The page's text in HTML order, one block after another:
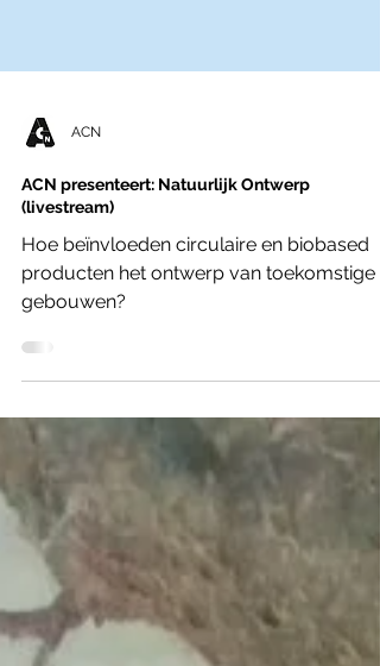
ACN
ACN presenteert: Natuurlijk Ontwerp
(livestream)
Hoe beïnvloeden circulaire en biobased
producten het ontwerp van toekomstige